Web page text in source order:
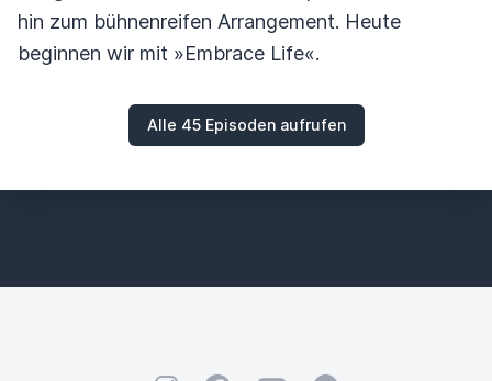
hin zum bühnenreifen Arrangement. Heute
beginnen wir mit »Embrace Life«.
Alle 45 Episoden aufrufen